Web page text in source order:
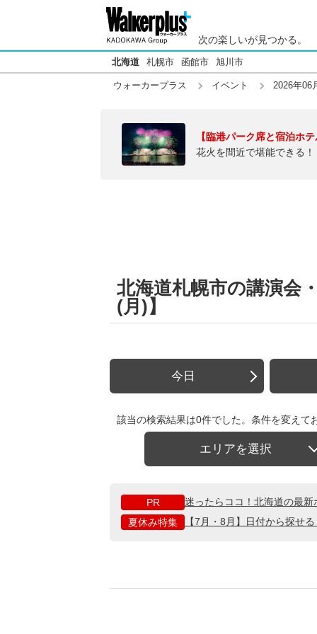
次の楽しいが見つかる。
北海道 札幌市 函館市 旭川市
ウォーカープラス イベント 2026年06
【臨港パーク席と宿泊ホ
花火を間近で堪能できる
北海道札幌市の講演会
(月)】
今日
該当の検索結果は0件でした。条件を変えて
エリアを選択
PR
迷ったらココ！北海道の最
夏休み特集
【7月・8月】日付から探せ